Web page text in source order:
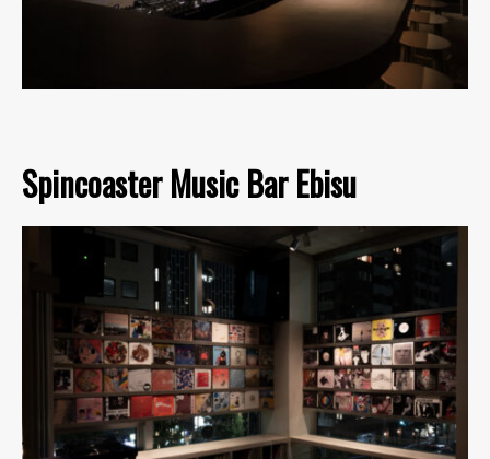
Spincoaster Music Bar Ebisu